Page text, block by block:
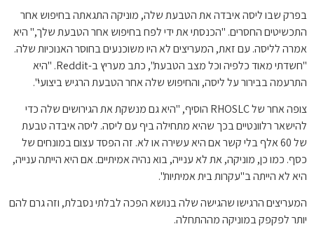
בפרק שבו ליסה איבדה את הטבעת שלה, מוניקה התגאתה בחיפוש אחר
התכשיטים החסרים. "הכנסתי את ידי לפח בחיפוש אחר הטבעת שלך," היא
אמרה לליסה. עם זאת, המעריצים לא היו משוכנעים בחוסר האנוכיות שלה.
"חשדתי מאוד כלפיה וכל מצב הטבעת", כתב מעריץ ב-Reddit. "היא
התרעמה בבירור על ליסה, והחיפוש שלה אחר הטבעת הרגיש ביצועי".
צופה אחר של RHOSLC הוסיף, "היא גם מנשקת את הגירושים שלה כדי
להישאר רלוונטיים בכך שהיא מתחילה ביף עם ליסה. ליסה איבדה טבעת
של 60 אלף בלי קשר אם היא עשירה או לא. זה הפסד עצום במונחים של
כסף. כמו כן, מוניקה, את לא ענייה, בוא נהיה אמיתיים. אם היא הייתה ענייה,
היא לא הייתה ב"עקרות בית אמיתיות".
המעריצים הרגישו שהגישה שלה בנושא הפכה לבלתי נסבלת, וזה גרם להם
יותר לפקפק במוניקה מההתחלה.